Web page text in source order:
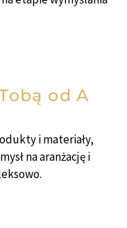
od A
i materiały,
na aranżację i